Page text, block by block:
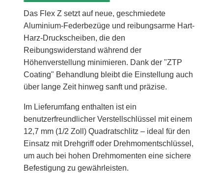
Das Flex Z setzt auf neue, geschmiedete
Aluminium-Federbezüge und reibungsarme Hart-
Harz-Druckscheiben, die den
Reibungswiderstand während der
Höhenverstellung minimieren. Dank der "ZTP
Coating" Behandlung bleibt die Einstellung auch
über lange Zeit hinweg sanft und präzise.
Im Lieferumfang enthalten ist ein
benutzerfreundlicher Verstellschlüssel mit einem
12,7 mm (1/2 Zoll) Quadratschlitz – ideal für den
Einsatz mit Drehgriff oder Drehmomentschlüssel,
um auch bei hohen Drehmomenten eine sichere
Befestigung zu gewährleisten.